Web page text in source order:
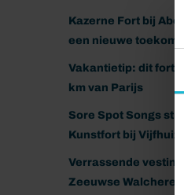
Kazerne Fort bij
een nieuwe toekomst
Vakantietip: dit fort
km van Parijs
Sore Spot Songs
Kunstfort bij
Verrassende
Zeeuwse Walcheren